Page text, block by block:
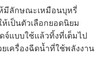
มีลักษณะเหมือนบุหรี่
เป็นตัวเลือกยอดนิยม
จ์แบบใช้แล้วทิ้งที่เต็มไป
เครื่องฉีดน้ำที่ใช้พลังงาน